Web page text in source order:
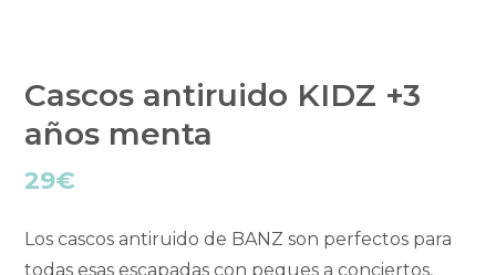
Cascos antiruido KIDZ +3
años menta
29€
Los cascos antiruido de BANZ son perfectos para
todas esas escapadas con peques a conciertos,